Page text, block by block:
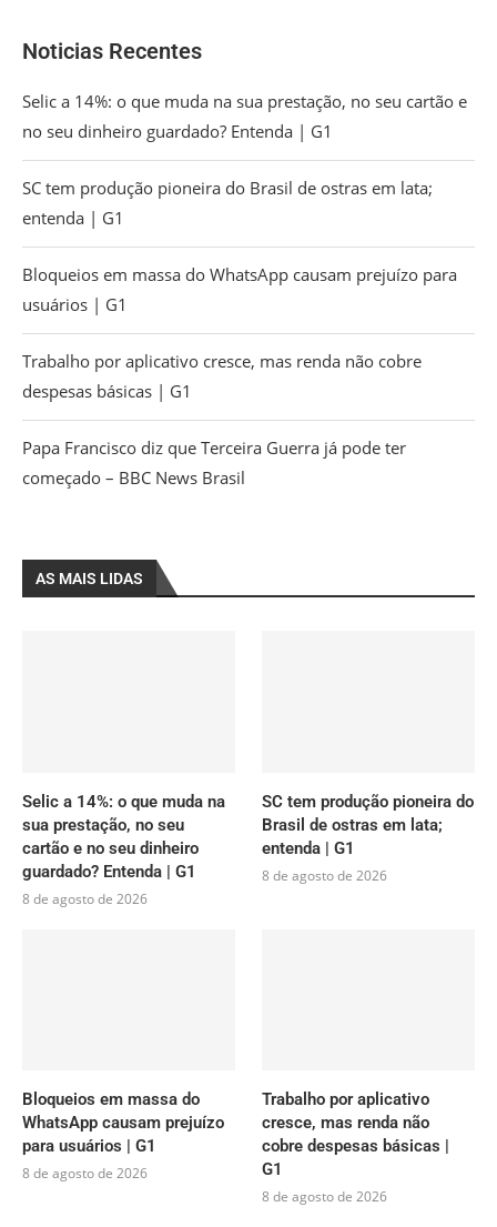
Noticias Recentes
Selic a 14%: o que muda na sua prestação, no seu cartão e
no seu dinheiro guardado? Entenda | G1
SC tem produção pioneira do Brasil de ostras em lata;
entenda | G1
Bloqueios em massa do WhatsApp causam prejuízo para
usuários | G1
Trabalho por aplicativo cresce, mas renda não cobre
despesas básicas | G1
Papa Francisco diz que Terceira Guerra já pode ter
começado – BBC News Brasil
AS MAIS LIDAS
Selic a 14%: o que muda na
sua prestação, no seu
cartão e no seu dinheiro
guardado? Entenda | G1
8 de agosto de 2026
SC tem produção pioneira do
Brasil de ostras em lata;
entenda | G1
8 de agosto de 2026
Bloqueios em massa do
WhatsApp causam prejuízo
para usuários | G1
8 de agosto de 2026
Trabalho por aplicativo
cresce, mas renda não
cobre despesas básicas |
G1
8 de agosto de 2026